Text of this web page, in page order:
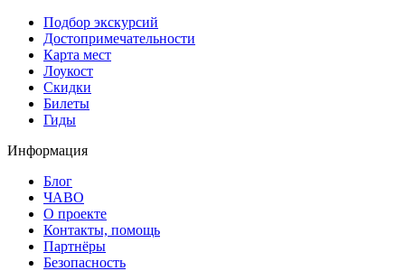
Подбор экскурсий
Достопримечательности
Карта мест
Лоукост
Скидки
Билеты
Гиды
Информация
Блог
ЧАВО
О проекте
Контакты, помощь
Партнёры
Безопасность